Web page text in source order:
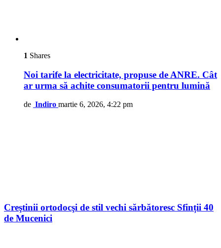
1 Shares
Noi tarife la electricitate, propuse de ANRE. Cât
ar urma să achite consumatorii pentru lumină
de Indiro martie 6, 2026, 4:22 pm
Creştinii ortodocşi de stil vechi sărbătoresc Sfinții 40
de Mucenici